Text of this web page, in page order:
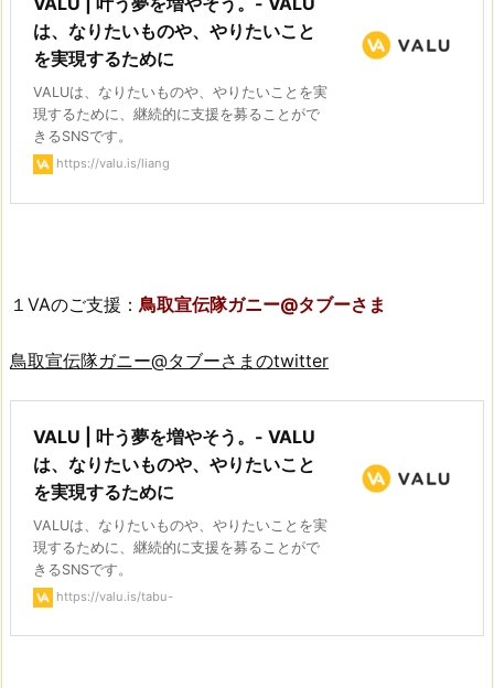
は、なりたいものや、やりたいこと
を実現するために
VALUは、なりたいものや、やりたいことを実
現するために、継続的に支援を募ることがで
きるSNSです。
https://valu.is/liang
１VAのご支援： 鳥取宣伝隊ガニー@タブーさま
鳥取宣伝隊ガニー@タブーさまのtwitter
VALU | 叶う夢を増やそう。- VALU
は、なりたいものや、やりたいこと
を実現するために
VALUは、なりたいものや、やりたいことを実
現するために、継続的に支援を募ることがで
きるSNSです。
https://valu.is/tabu-